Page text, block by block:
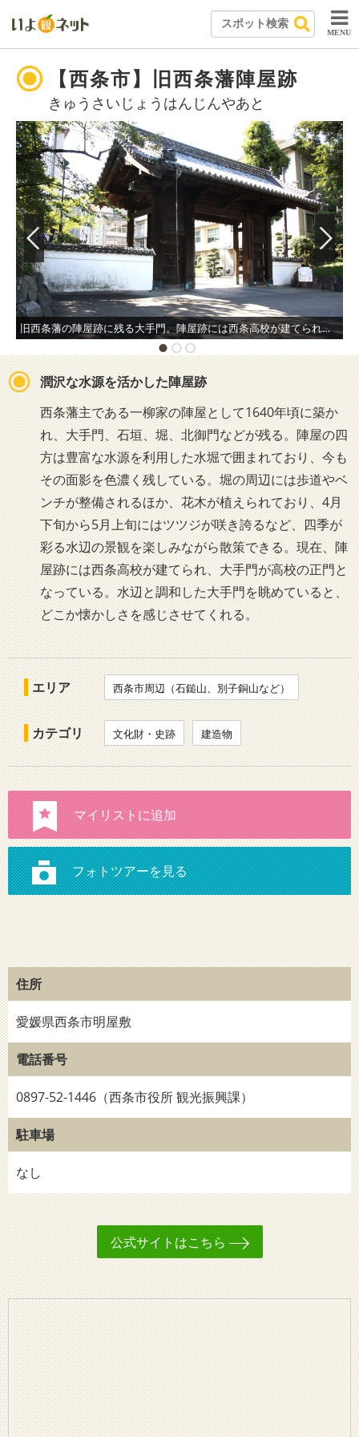
MENU
【西条市】旧西条藩陣屋跡
きゅうさいじょうはんじんやあと
旧西条藩の陣屋跡に残る大手門。陣屋跡には西条高校が建てられ、大手門は正門の役割を果たしている。
潤沢な水源を活かした陣屋跡
西条藩主である一柳家の陣屋として1640年頃に築か
れ、大手門、石垣、堀、北御門などが残る。陣屋の四
方は豊富な水源を利用した水堀で囲まれており、今も
その面影を色濃く残している。堀の周辺には歩道やベ
ンチが整備されるほか、花木が植えられており、4月
下旬から5月上旬にはツツジが咲き誇るなど、四季が
彩る水辺の景観を楽しみながら散策できる。現在、陣
屋跡には西条高校が建てられ、大手門が高校の正門と
なっている。水辺と調和した大手門を眺めていると、
どこか懐かしさを感じさせてくれる。
エリア 西条市周辺（石鎚山、別子銅山など）
カテゴリ 文化財・史跡 建造物
住所
愛媛県西条市明屋敷
電話番号
0897-52-1446（西条市役所 観光振興課）
駐車場
なし
公式サイトはこちら